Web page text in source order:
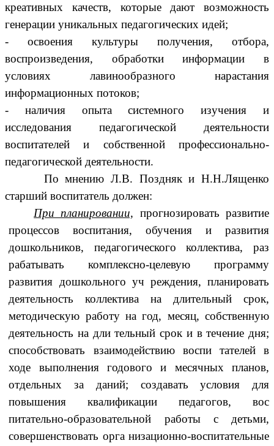
креативных качеств, которые дают возможность
генерации уникальных педагогических идей;
- освоения культуры получения, отбора,
воспроизведения, обработки информации в
условиях лавинообразного нарастания
информационных потоков;
- наличия опыта системного изучения и
исследования педагогической деятельности
воспитателей и собственной профессионально-
педагогической деятельности.
По мнению Л.В. Поздняк и Н.Н.Лященко
старший воспитатель должен:
При планировании, прогнозировать развитие
процессов воспитания, обучения и развития
дошкольников, педагогического коллектива, раз
рабатывать комплексно-целевую программу
развития дошкольного уч реждения, планировать
деятельность коллектива на длительный срок,
методическую работу на год, месяц, собственную
деятельность на дли тельный срок и в течение дня;
способствовать взаимодействию воспи тателей в
ходе выполнения годового и месячных планов,
отдельных за даний; создавать условия для
повышения квалификации педагогов, вос
питательно-образовательной работы с детьми,
совершенствовать орга низационно-воспитательные